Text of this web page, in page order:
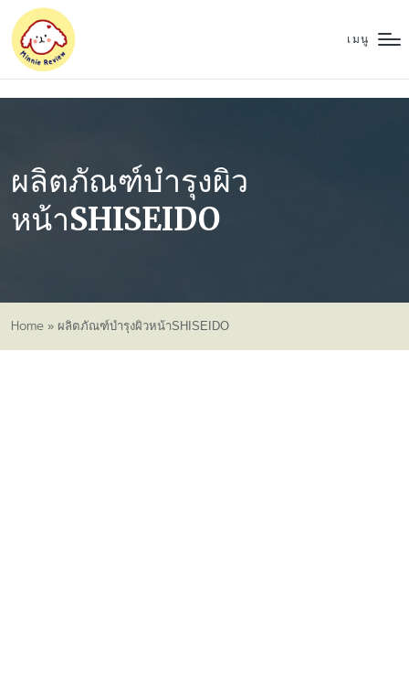
เมนู
ผลิตภัณฑ์บำรุงผิว
หน้าSHISEIDO
Home » ผลิตภัณฑ์บำรุงผิวหน้าSHISEIDO